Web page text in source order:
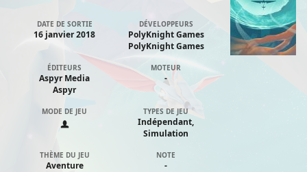
DATE DE SORTIE
16 janvier 2018
DÉVELOPPEURS
PolyKnight Games
PolyKnight Games
ÉDITEURS
Aspyr Media
Aspyr
MOTEUR
-
MODE DE JEU TYPES DE JEU
Indépendant,
Simulation
THÈME DU JEU
Aventure
NOTE
-